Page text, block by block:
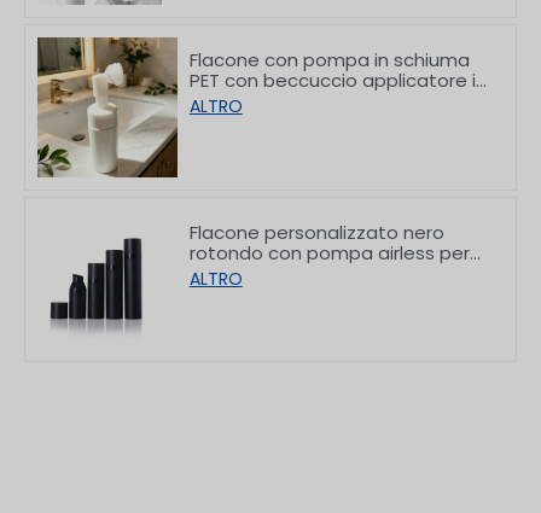
Flacone con pompa in schiuma
PET con beccuccio applicatore in
silicone per detergente viso da
100 ml
ALTRO
Flacone personalizzato nero
rotondo con pompa airless per
lozione, da 30 a 100 ml
ALTRO